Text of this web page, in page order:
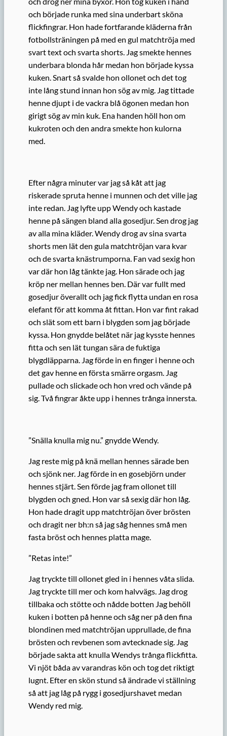
och började runka med sina underbart sköna
flickfingrar. Hon hade fortfarande kläderna från
fotbollsträningen på med en gul matchtröja med
svart text och svarta shorts. Jag smekte hennes
underbara blonda hår medan hon började kyssa
kuken. Snart så svalde hon ollonet och det tog
inte lång stund innan hon sög av mig. Jag tittade
henne djupt i de vackra blå ögonen medan hon
girigt sög av min kuk. Ena handen höll hon om
kukroten och den andra smekte hon kulorna
med.
Efter några minuter var jag så kåt att jag
riskerade spruta henne i munnen och det ville jag
inte redan. Jag lyfte upp Wendy och kastade
henne på sängen bland alla gosedjur. Sen drog jag
av alla mina kläder. Wendy drog av sina svarta
shorts men lät den gula matchtröjan vara kvar
och de svarta knästrumporna. Fan vad sexig hon
var där hon låg tänkte jag. Hon särade och jag
kröp ner mellan hennes ben. Där var fullt med
gosedjur överallt och jag fick flytta undan en rosa
elefant för att komma åt fittan. Hon var fint rakad
och slät som ett barn i blygden som jag började
kyssa. Hon gnydde belåtet när jag kysste hennes
fitta och sen lät tungan sära de fuktiga
blygdläpparna. Jag förde in en finger i henne och
det gav henne en första smärre orgasm. Jag
pullade och slickade och hon vred och vände på
sig. Två fingrar åkte upp i hennes trånga innersta.
”Snälla knulla mig nu.” gnydde Wendy.
Jag reste mig på knä mellan hennes särade ben
och sjönk ner. Jag förde in en gosebjörn under
hennes stjärt. Sen förde jag fram ollonet till
blygden och gned. Hon var så sexig där hon låg.
Hon hade dragit upp matchtröjan över brösten
och dragit ner bh:n så jag såg hennes små men
fasta bröst och hennes platta mage.
”Retas inte!”
Jag tryckte till ollonet gled in i hennes våta slida.
Jag tryckte till mer och kom halvvägs. Jag drog
tillbaka och stötte och nådde botten Jag behöll
kuken i botten på henne och såg ner på den fina
blondinen med matchtröjan upprullade, de fina
brösten och revbenen som avtecknade sig. Jag
började sakta att knulla Wendys trånga flickfitta.
Vi njöt båda av varandras kön och tog det riktigt
lugnt. Efter en skön stund så ändrade vi ställning
så att jag låg på rygg i gosedjurshavet medan
Wendy red mig.